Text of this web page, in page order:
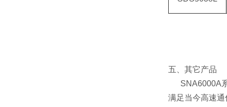
五、其它产品
SNA6000A系
满足当今高速